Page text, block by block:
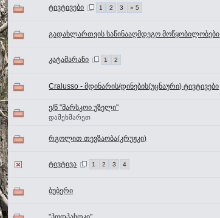
ტივტივები 1 2 3 » 5
გადახლართვის საწინააღმდეგო მოწყობილობები
კატამარანი 1 2
Cralusso - მდინარის/დინების(უცნაური) ტივტივები
ე/წ "მარსკოი უზელი"
დამეხმარეთ
რგოლით თევზაობა(კრუჟკი)
ტივტივა 1 2 3 4
ბუბერი